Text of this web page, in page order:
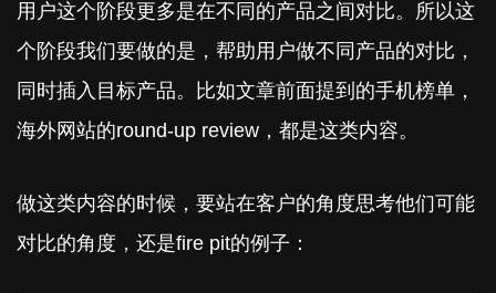
用户这个阶段更多是在不同的产品之间对比。所以这
个阶段我们要做的是，帮助用户做不同产品的对比，
同时插入目标产品。比如文章前面提到的手机榜单，
海外网站的round-up review，都是这类内容。
做这类内容的时候，要站在客户的角度思考他们可能
对比的角度，还是fire pit的例子：